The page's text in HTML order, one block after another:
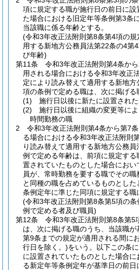
項に規定する職が施行日の前日に設
た場合における旧定年等条例第3条
当該職に係る年齢とする。
(令和3年改正法附則第8条第4項の
用する新地方公務員法第22条の4第
び年齢)
第11条
令和3年改正法附則第4条か
用される場合における令和3年改正
定により読み替えて適用する新地
項の条例で定める職は、次に掲げる
(1)
施行日以後に新たに設置され
(2)
施行日以後に組織の変更等に
時間勤務の職
2
令和3年改正法附則第4条から第7
る場合における令和3年改正法附則
り読み替えて適用する新地方公務
例で定める年齢は、前項に規定す
置されていたものとした場合にお
員が、常時勤務を要する職でその
と同種の職を占めているものとし
条例定年に準じた同項に規定する職
(令和3年改正法附則第8条第5項の
例で定める者及び職員)
第12条
令和3年改正法附則第8条第5
は、次に掲げる職のうち、当該職が
第9条までの規定が適用される間に
行日を除く。)をいう。以下この条
に設置されていたものとした場合
る新定年等条例定年が基準日の前日